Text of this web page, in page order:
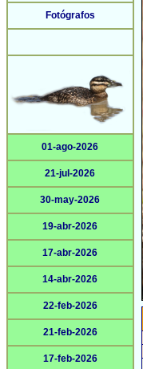
Fotógrafos
01-ago-2026
21-jul-2026
30-may-2026
19-abr-2026
17-abr-2026
14-abr-2026
22-feb-2026
21-feb-2026
17-feb-2026